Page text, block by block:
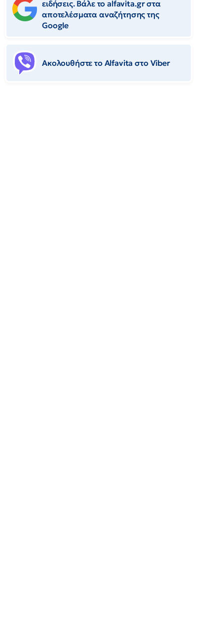
ειδήσεις. Βάλε το alfavita.gr στα
αποτελέσματα αναζήτησης της
Google
Ακολουθήστε το Αlfavita στο Viber